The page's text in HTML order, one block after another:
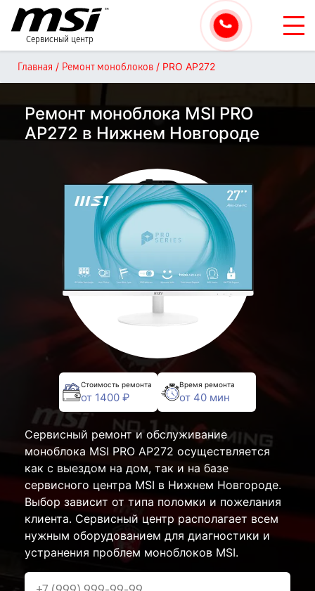
Сервисный центр
Главная / Ремонт моноблоков / PRO AP272
Ремонт моноблока MSI PRO
AP272 в Нижнем Новгороде
Стоимость ремонта
от 1400 ₽
Время ремонта
от 40 мин
Сервисный ремонт и обслуживание
моноблока MSI PRO AP272 осуществляется
как с выездом на дом, так и на базе
сервисного центра MSI в Нижнем Новгороде.
Выбор зависит от типа поломки и пожелания
клиента. Сервисный центр располагает всем
нужным оборудованием для диагностики и
устранения проблем моноблоков MSI.